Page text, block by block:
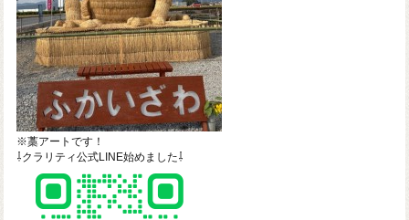
※藁アートです！
⇩クラリティ公式LINE始めました⇩